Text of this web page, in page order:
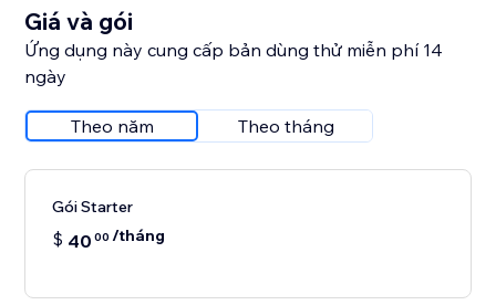
Giá và gói
Ứng dụng này cung cấp bản dùng thử miễn phí 14
ngày
Theo năm Theo tháng
Gói Starter
$ 40 00 /tháng